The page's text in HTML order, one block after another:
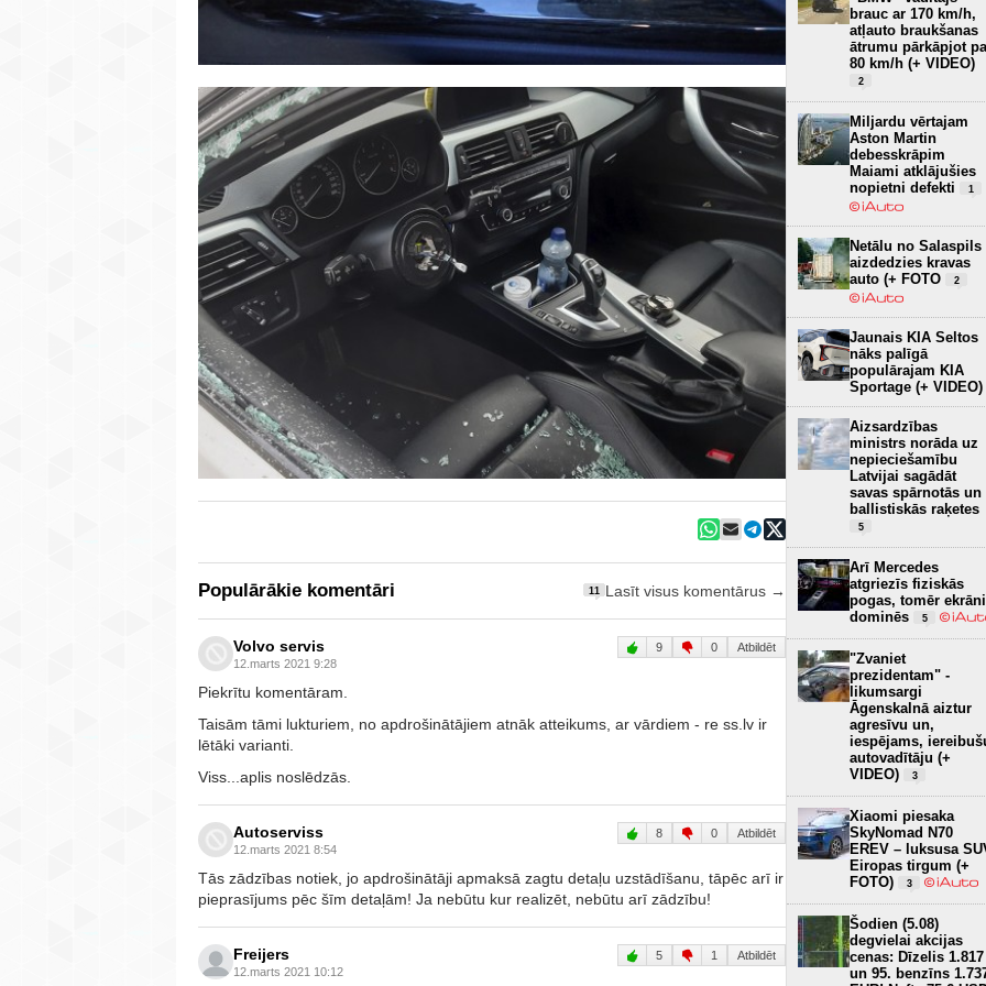
Populārākie komentāri 11 Lasīt visus komentārus →
Volvo servis
12.marts 2021 9:28
9 0 Atbildēt
Piekrītu komentāram.
Taisām tāmi lukturiem, no apdrošinātājiem atnāk atteikums, ar vārdiem - re ss.lv ir
lētāki varianti.
Viss...aplis noslēdzās.
Autoserviss
12.marts 2021 8:54
8 0 Atbildēt
Tās zādzības notiek, jo apdrošinātāji apmaksā zagtu detaļu uzstādīšanu, tāpēc arī ir
pieprasījums pēc šīm detaļām! Ja nebūtu kur realizēt, nebūtu arī zādzību!
Freijers
12.marts 2021 10:12
5 1 Atbildēt
brauc ar 170 km/h,
atļauto braukšanas
ātrumu pārkāpjot
80 km/h (+ VIDEO)
2
Miljardu vērtajam
Aston Martin
debesskrāpim
Maiami atklājušies
nopietni defekti
1
Netālu no Salaspils
aizdedzies kravas
auto (+ FOTO
2
Jaunais KIA Seltos
nāks palīgā
populārajam KIA
Sportage (+ VIDEO)
Aizsardzības
ministrs norāda uz
nepieciešamību
Latvijai sagādāt
savas spārnotās un
ballistiskās raķetes
5
Arī Mercedes
atgriezīs fiziskās
pogas, tomēr ekrāni
dominēs
5
"Zvaniet
prezidentam" -
likumsargi
Āgenskalnā aiztur
agresīvu un,
iespējams,
autovadītāju (+
VIDEO)
3
Xiaomi piesaka
SkyNomad N70
EREV – luksusa
Eiropas tirgum (+
FOTO)
3
Šodien (5.08)
degvielai akcijas
cenas: Dīzelis 1.817
un 95. benzīns